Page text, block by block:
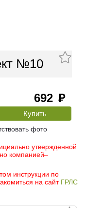
№10
692 руб
фото
утвержденной
компанией–
инструкции по
на сайт ГРЛС